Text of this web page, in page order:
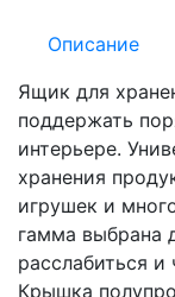
Описание
Ящик для
поддержать
интерьере.
хранения
игрушек и
гамма выбрана
расслабиться и
Крышка